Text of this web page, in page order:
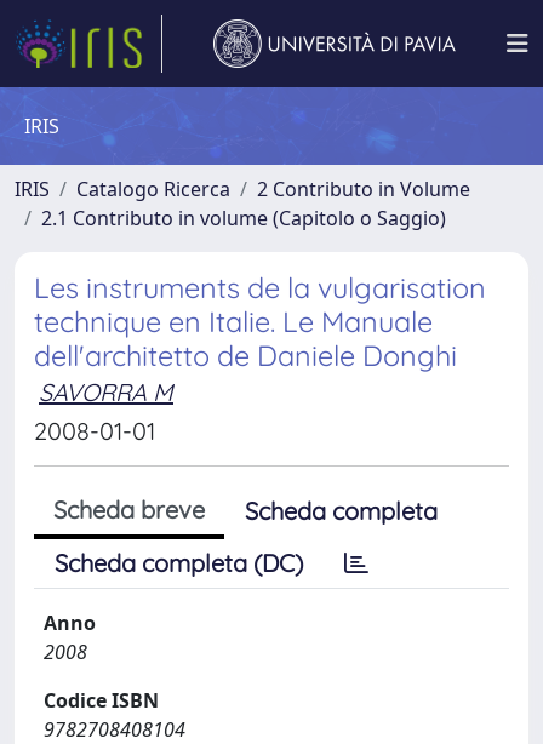
IRIS
IRIS Catalogo Ricerca
2 Contributo in Volume
2.1 Contributo in volume (Capitolo o Saggio)
Les instruments de la vulgarisation
technique en Italie. Le Manuale
dell'architetto de Daniele Donghi
SAVORRA M
2008-01-01
Scheda breve
Scheda completa
Scheda completa (DC)
Anno
2008
Codice ISBN
9782708408104